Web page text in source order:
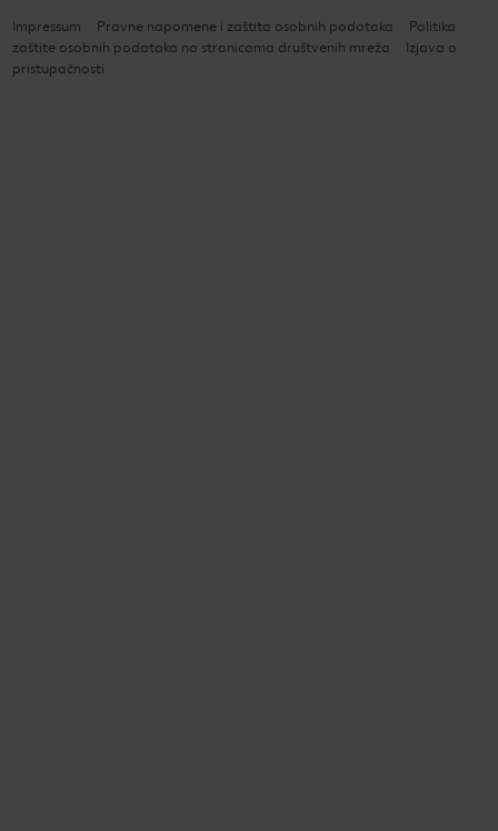
Impressum Pravne napomene i zaštita osobnih podataka
Politika
zaštite osobnih podataka na stranicama društvenih mreža
Izjava o
pristupačnosti